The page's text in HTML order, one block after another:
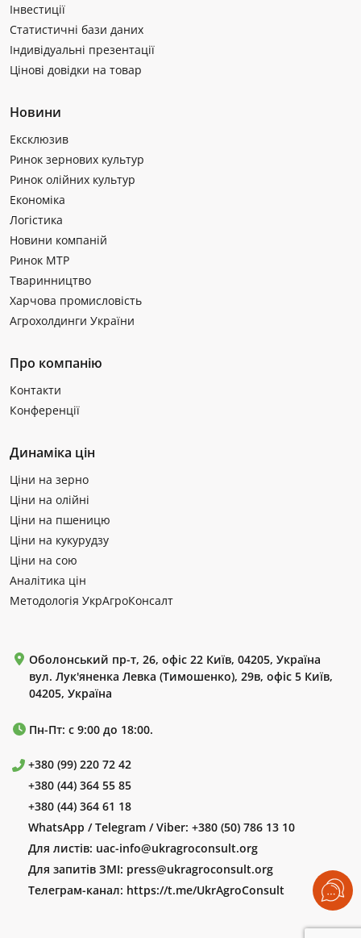
Інвестиції
Статистичні бази даних
Індивідуальні презентації
Цінові довідки на товар
Новини
Ексклюзив
Ринок зернових культур
Ринок олійних культур
Економіка
Логістика
Новини компаній
Ринок МТР
Тваринництво
Харчова промисловість
Агрохолдинги України
Про компанію
Контакти
Конференції
Динаміка цін
Ціни на зерно
Ціни на олійні
Ціни на пшеницю
Ціни на кукурудзу
Ціни на сою
Аналітика цін
Методологія УкрАгроКонсалт
Оболонський пр-т, 26, офіс 22 Київ, 04205, Україна
вул. Лук'яненка Левка (Тимошенко), 29в, офіс 5 Київ,
04205, Україна
Пн-Пт: с 9:00 до 18:00.
+380 (99) 220 72 42
+380 (44) 364 55 85
+380 (44) 364 61 18
WhatsApp / Telegram / Viber: +380 (50) 786 13 10
Для листів: uac-info@ukragroconsult.org
Для запитів ЗМІ: press@ukragroconsult.org
Телеграм-канал: https://t.me/UkrAgroConsult